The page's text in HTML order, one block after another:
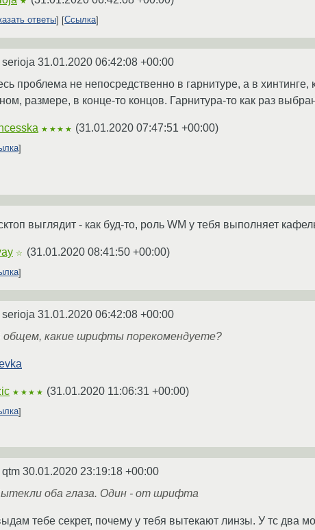
ответы Ссылка
serioja 31.01.2020 06:42:08 +00:00
проблема не непосредственно в гарнитуре, а в
размере, в конце-то концов. Гарнитура-то как раз
★★★★ (31.01.2020 07:47:51 +00:00)
выглядит - как буд-то, роль WM у тебя выполняет
☆ (31.01.2020 08:41:50 +00:00)
serioja 31.01.2020 06:42:08 +00:00
общем, какие шрифты порекомендуете?
★★★★ (31.01.2020 11:06:31 +00:00)
qtm 30.01.2020 23:19:18 +00:00
оба глаза. Один - от шрифта
тебе секрет, почему у тебя вытекают линзы. У тс два